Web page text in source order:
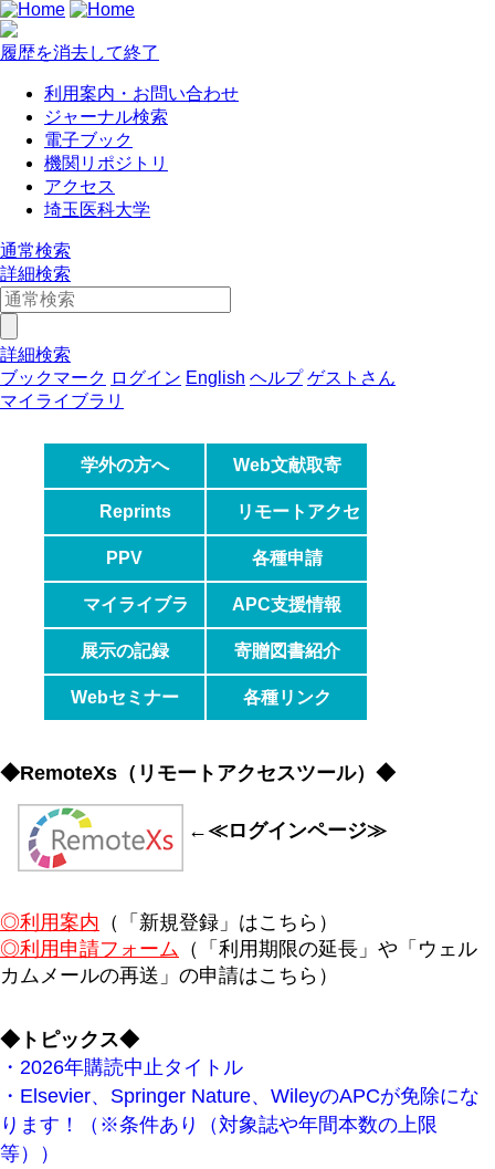
履歴を消去して終了
利用案内・お問い合わせ
ジャーナル検索
電子ブック
機関リポジトリ
アクセス
埼玉医科大学
通常検索
詳細検索
詳細検索
ブックマーク ログイン English ヘルプ ゲストさん
マイライブラリ
学外の方へ Web文献取寄
Reprints
Desk
リモートアクセ
ス
PPV 各種申請
マイライブラ
リ
APC支援情報
展示の記録 寄贈図書紹介
Webセミナー 各種リンク
◆RemoteXs（リモートアクセスツール）◆
←≪ログインページ≫
◎利用案内 （「新規登録」はこちら）
◎利用申請フォーム （「利用期限の延長」や「ウェル
カムメールの再送」の申請はこちら）
◆トピックス◆
・2026年購読中止タイトル
・Elsevier、Springer Nature、WileyのAPCが免除にな
ります！（※条件あり（対象誌や年間本数の上限
等））